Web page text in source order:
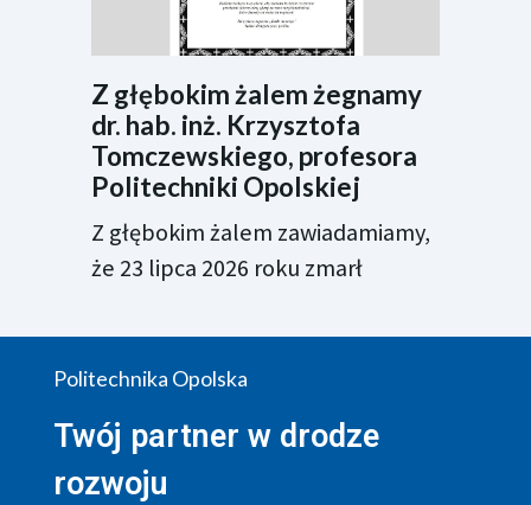
Z głębokim żalem żegnamy
dr. hab. inż. Krzysztofa
Tomczewskiego, profesora
Politechniki Opolskiej
Z głębokim żalem zawiadamiamy,
że 23 lipca 2026 roku zmarł
Politechnika Opolska
Twój partner w drodze
rozwoju